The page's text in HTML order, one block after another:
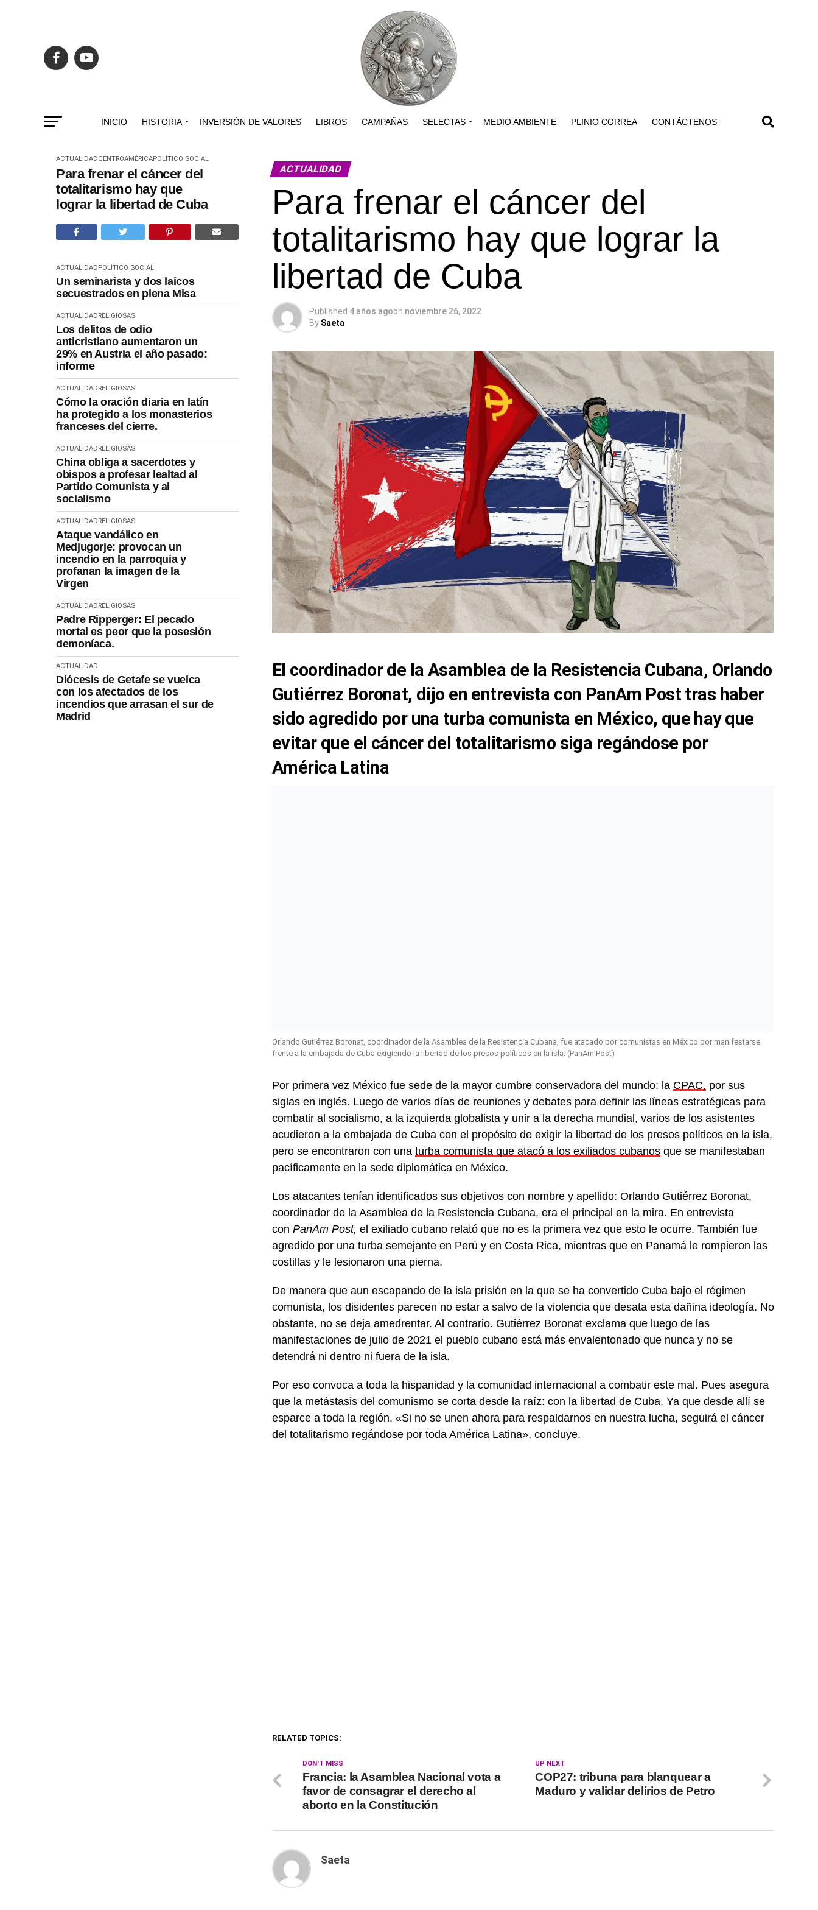
INICIO HISTORIA INVERSIÓN DE VALORES LIBROS CAMPAÑAS SELECTAS MEDIO AMBIENTE PLINIO CORREA CONTÁCTENOS
ACTUALIDADCENTROAMÉRICAPOLÍTICO SOCIAL
Para frenar el cáncer del
totalitarismo hay que
lograr la libertad de Cuba
ACTUALIDADPOLÍTICO SOCIAL
Un seminarista y dos laicos
secuestrados en plena Misa
ACTUALIDADRELIGIOSAS
Los delitos de odio
anticristiano aumentaron un
29% en Austria el año pasado:
informe
ACTUALIDADRELIGIOSAS
Cómo la oración diaria en latín
ha protegido a los monasterios
franceses del cierre.
ACTUALIDADRELIGIOSAS
China obliga a sacerdotes y
obispos a profesar lealtad al
Partido Comunista y al
socialismo
ACTUALIDADRELIGIOSAS
Ataque vandálico en
Medjugorje: provocan un
incendio en la parroquia y
profanan la imagen de la
Virgen
ACTUALIDADRELIGIOSAS
Padre Ripperger: El pecado
mortal es peor que la posesión
demoníaca.
ACTUALIDAD
Diócesis de Getafe se vuelca
con los afectados de los
incendios que arrasan el sur de
Madrid
ACTUALIDAD
Para frenar el cáncer del
totalitarismo hay que lograr la
libertad de Cuba
Published 4 años agoon noviembre 26, 2022
By Saeta
El coordinador de la Asamblea de la Resistencia Cubana, Orlando
Gutiérrez Boronat, dijo en entrevista con PanAm Post tras haber
sido agredido por una turba comunista en México, que hay que
evitar que el cáncer del totalitarismo siga regándose por
América Latina
Orlando Gutiérrez Boronat, coordinador de la Asamblea de la Resistencia Cubana, fue atacado por comunistas en México por manifestarse
frente a la embajada de Cuba exigiendo la libertad de los presos políticos en la isla. (PanAm Post)
Por primera vez México fue sede de la mayor cumbre conservadora del mundo: la CPAC, por sus
siglas en inglés. Luego de varios días de reuniones y debates para definir las líneas estratégicas para
combatir al socialismo, a la izquierda globalista y unir a la derecha mundial, varios de los asistentes
acudieron a la embajada de Cuba con el propósito de exigir la libertad de los presos políticos en la isla,
pero se encontraron con una turba comunista que atacó a los exiliados cubanos que se manifestaban
pacíficamente en la sede diplomática en México.
Los atacantes tenían identificados sus objetivos con nombre y apellido: Orlando Gutiérrez Boronat,
coordinador de la Asamblea de la Resistencia Cubana, era el principal en la mira. En entrevista
con PanAm Post, el exiliado cubano relató que no es la primera vez que esto le ocurre. También fue
agredido por una turba semejante en Perú y en Costa Rica, mientras que en Panamá le rompieron las
costillas y le lesionaron una pierna.
De manera que aun escapando de la isla prisión en la que se ha convertido Cuba bajo el régimen
comunista, los disidentes parecen no estar a salvo de la violencia que desata esta dañina ideología. No
obstante, no se deja amedrentar. Al contrario. Gutiérrez Boronat exclama que luego de las
manifestaciones de julio de 2021 el pueblo cubano está más envalentonado que nunca y no se
detendrá ni dentro ni fuera de la isla.
Por eso convoca a toda la hispanidad y la comunidad internacional a combatir este mal. Pues asegura
que la metástasis del comunismo se corta desde la raíz: con la libertad de Cuba. Ya que desde allí se
esparce a toda la región. «Si no se unen ahora para respaldarnos en nuestra lucha, seguirá el cáncer
del totalitarismo regándose por toda América Latina», concluye.
RELATED TOPICS:
UP NEXT
COP27: tribuna para blanquear a
Maduro y validar delirios de Petro
DON'T MISS
Francia: la Asamblea Nacional vota a
favor de consagrar el derecho al
aborto en la Constitución
Saeta